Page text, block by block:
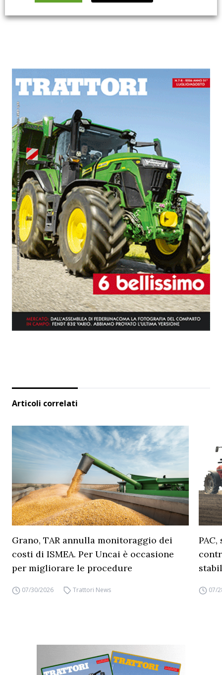
Articoli correlati
Grano, TAR annulla monitoraggio dei
costi di ISMEA. Per Uncai è occasione
per migliorare le procedure
07/30/2026 Trattori News 07/